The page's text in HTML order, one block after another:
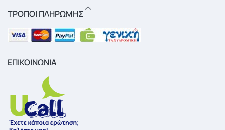
ΤΡΟΠΟΙ ΠΛΗΡΩΜΗΣ
ΕΠΙΚΟΙΝΩΝΙΑ